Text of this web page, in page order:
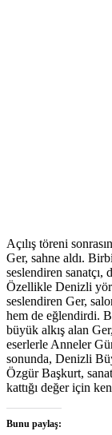
Açılış töreni
Ger, sahne aldı.
seslendiren
Özellikle Denizli
seslendiren Ger,
hem de eğlendirdi.
büyük alkış alan
eserlerle Anneler
sonunda, Denizli
Özgür Başkurt,
kattığı değer için
Bunu paylaş: